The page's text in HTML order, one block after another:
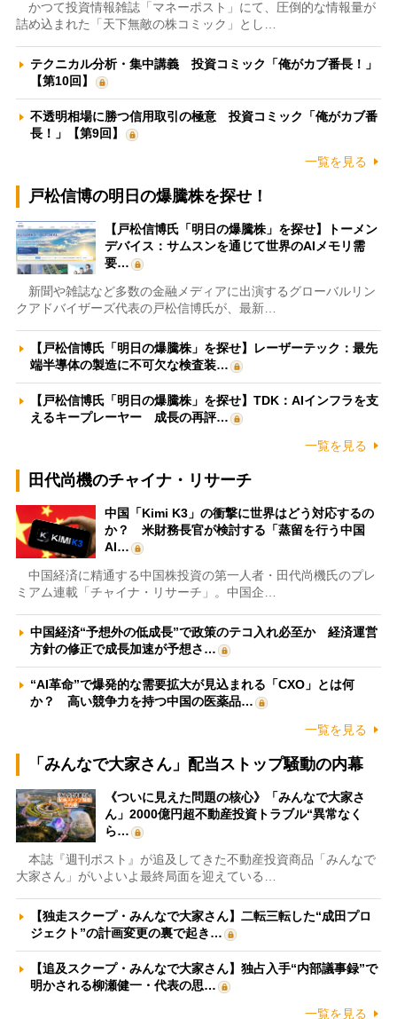
かつて投資情報雑誌「マネーポスト」にて、圧倒的な情報量が
詰め込まれた「天下無敵の株コミック」とし…
テクニカル分析・集中講義 投資コミック「俺がカブ番長！」
【第10回】
不透明相場に勝つ信用取引の極意 投資コミック「俺がカブ番
長！」【第9回】
一覧を見る
戸松信博の明日の爆騰株を探せ！
【戸松信博氏「明日の爆騰株」を探せ】トーメン
デバイス：サムスンを通じて世界のAIメモリ需
要…
新聞や雑誌など多数の金融メディアに出演するグローバルリン
クアドバイザーズ代表の戸松信博氏が、最新…
【戸松信博氏「明日の爆騰株」を探せ】レーザーテック：最先
端半導体の製造に不可欠な検査装…
【戸松信博氏「明日の爆騰株」を探せ】TDK：AIインフラを支
えるキープレーヤー 成長の再評…
一覧を見る
田代尚機のチャイナ・リサーチ
中国「Kimi K3」の衝撃に世界はどう対応するの
か？ 米財務長官が検討する「蒸留を行う中国
AI…
中国経済に精通する中国株投資の第一人者・田代尚機氏のプレ
ミアム連載「チャイナ・リサーチ」。中国企…
中国経済“予想外の低成長”で政策のテコ入れ必至か 経済運営
方針の修正で成長加速が予想さ…
“AI革命”で爆発的な需要拡大が見込まれる「CXO」とは何
か？ 高い競争力を持つ中国の医薬品…
一覧を見る
「みんなで大家さん」配当ストップ騒動の内幕
《ついに見えた問題の核心》「みんなで大家さ
ん」2000億円超不動産投資トラブル“異常なく
ら…
本誌『週刊ポスト』が追及してきた不動産投資商品「みんなで
大家さん」がいよいよ最終局面を迎えている…
【独走スクープ・みんなで大家さん】二転三転した“成田プロ
ジェクト”の計画変更の裏で起き…
【追及スクープ・みんなで大家さん】独占入手“内部議事録”で
明かされる柳瀬健一・代表の思…
一覧を見る